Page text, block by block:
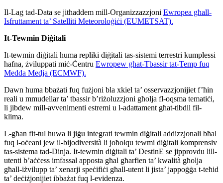
Il-Lag tad-Data se jitħaddem mill-Organizzazzjoni Ewropea għall-
Isfruttament ta’ Satelliti Meteoroloġiċi (EUMETSAT).
It-Tewmin Diġitali
It-tewmin diġitali huma repliki diġitali tas-sistemi terrestri kumplessi
ħafna, żviluppati miċ-Ċentru Ewropew għat-Tbassir tat-Temp fuq
Medda Medja (ECMWF).
Dawn huma bbażati fuq fużjoni bla xkiel ta’ osservazzjonijiet f’ħin
reali u mmudellar ta’ tbassir b’riżoluzzjoni għolja fl-oqsma tematiċi,
li jibdew mill-avvenimenti estremi u l-adattament għat-tibdil fil-
klima.
L-għan fit-tul huwa li jiġu integrati tewmin diġitali addizzjonali bħal
fuq l-oċeani jew il-bijodiversità li joħolqu tewmi diġitali komprensiv
tas-sistema tad-Dinja. It-tewmin diġitali ta’ DestinE se jipprovdu lill-
utenti b’aċċess imfassal apposta għal għarfien ta’ kwalità għolja
għall-iżvilupp ta’ xenarji speċifiċi għall-utent li jista’ jappoġġa t-teħid
ta’ deċiżjonijiet ibbażat fuq l-evidenza.